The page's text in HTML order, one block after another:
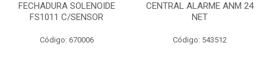
FECHADURA SOLENOIDE
FS1011 C/SENSOR
Código: 670006
CENTRAL ALARME ANM 24
NET
Código: 543512